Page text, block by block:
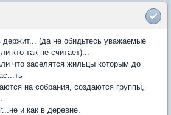
(да не обидьтесь уважаемые
кто так не считает)...
что заселятся жильцы которым до
на собрания, создаются группы,
и как в деревне.